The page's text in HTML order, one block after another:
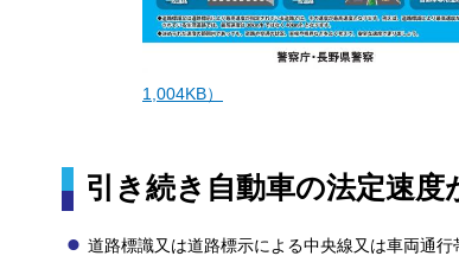
1,004KB）
引き続き自動車の法定速
道路標識又は道路標示による中央線又は車両通